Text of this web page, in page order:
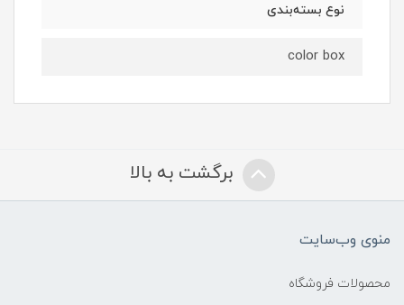
نوع‌ بسته‌بندی
color box
برگشت به بالا
منوی وب‌سایت
محصولات فروشگاه